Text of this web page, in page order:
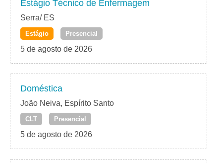
Estágio Técnico de Enfermagem
Serra/ ES
Estágio Presencial
5 de agosto de 2026
Doméstica
João Neiva, Espírito Santo
CLT Presencial
5 de agosto de 2026